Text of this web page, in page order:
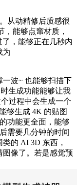
从动精修后质感很
，能够点窜材质，
，能够正在几秒内
为
波~ 也能够扫描下
生成功能能够让我
过程中会生成一个
够生成 4K 的贴图
功能更全面，能够
需要几分钟的时间
的 AI 3D 东西，
像了。若是感觉预